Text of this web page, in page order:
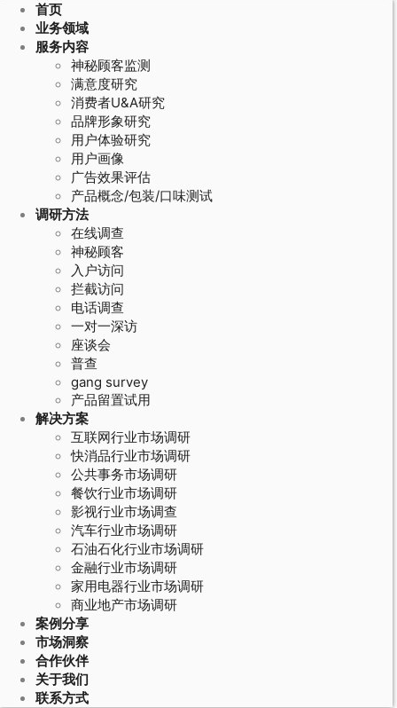
首页
业务领域
服务内容
神秘顾客监测
满意度研究
消费者U&A研究
品牌形象研究
用户体验研究
用户画像
广告效果评估
产品概念/包装/口味测试
调研方法
在线调查
神秘顾客
入户访问
拦截访问
电话调查
一对一深访
座谈会
普查
gang survey
产品留置试用
解决方案
互联网行业市场调研
快消品行业市场调研
公共事务市场调研
餐饮行业市场调研
影视行业市场调查
汽车行业市场调研
石油石化行业市场调研
金融行业市场调研
家用电器行业市场调研
商业地产市场调研
案例分享
市场洞察
合作伙伴
关于我们
联系方式
•精准扶贫评估
1、建立和完善评估指标体系。最好在指标体系中